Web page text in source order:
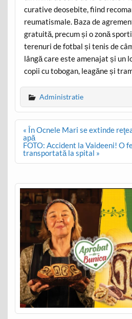
curative deosebite, fiind
reumatismale. Baza de
gratuită, precum și o zonă
terenuri de fotbal și tenis de
lângă care este amenajat și un
copii cu tobogan, leagăne și
Administratie
Post
navigation
« În Ocnele Mari se extinde
apă
FOTO: Accident la Vaideeni! O
transportată la spital »